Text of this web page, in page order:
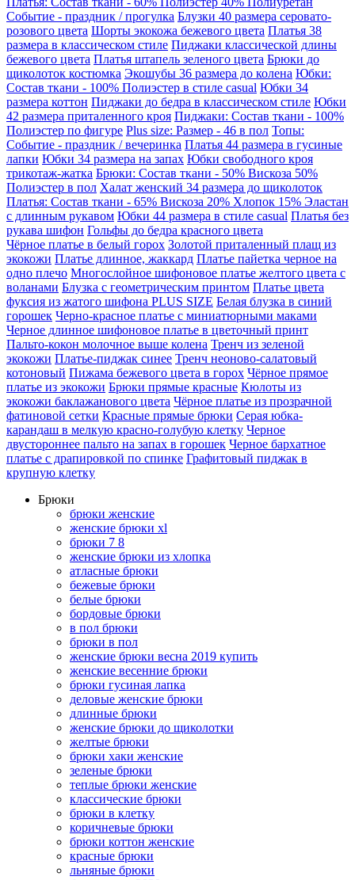
Событие - праздник / прогулка Блузки 40 размера серовато-
розового цвета Шорты экокожа бежевого цвета Платья 38
размера в классическом стиле Пиджаки классической длины
бежевого цвета Платья штапель зеленого цвета Брюки до
щиколоток костюмка Экошубы 36 размера до колена Юбки:
Состав ткани - 100% Полиэстер в стиле casual Юбки 34
размера коттон Пиджаки до бедра в классическом стиле Юбки
42 размера приталенного кроя Пиджаки: Состав ткани - 100%
Полиэстер по фигуре Plus size: Размер - 46 в пол Топы:
Событие - праздник / вечеринка Платья 44 размера в гусиные
лапки Юбки 34 размера на запах Юбки свободного кроя
трикотаж-жатка Брюки: Состав ткани - 50% Вискоза 50%
Полиэстер в пол Халат женский 34 размера до щиколоток
Платья: Состав ткани - 65% Вискоза 20% Хлопок 15% Эластан
с длинным рукавом Юбки 44 размера в стиле casual Платья без
рукава шифон Гольфы до бедра красного цвета
Чёрное платье в белый горох Золотой приталенный плащ из
экокожи Платье длинное, жаккард Платье пайетка черное на
одно плечо Многослойное шифоновое платье желтого цвета с
воланами Блузка с геометрическим принтом Платье цвета
фуксия из жатого шифона PLUS SIZE Белая блузка в синий
горошек Черно-красное платье с миниатюрными маками
Черное длинное шифоновое платье в цветочный принт
Пальто-кокон молочное выше колена Тренч из зеленой
экокожи Платье-пиджак синее Тренч неоново-салатовый
котоновый Пижама бежевого цвета в горох Чёрное прямое
платье из экокожи Брюки прямые красные Кюлоты из
экокожи баклажанового цвета Чёрное платье из прозрачной
фатиновой сетки Красные прямые брюки Серая юбка-
карандаш в мелкую красно-голубую клетку Черное
двустороннее пальто на запах в горошек Черное бархатное
платье c драпировкой по спинке Графитовый пиджак в
крупную клетку
Брюки
брюки женские
женские брюки xl
брюки 7 8
женские брюки из хлопка
атласные брюки
бежевые брюки
белые брюки
бордовые брюки
в пол брюки
брюки в пол
женские брюки весна 2019 купить
женские весенние брюки
брюки гусиная лапка
деловые женские брюки
длинные брюки
женские брюки до щиколотки
желтые брюки
брюки хаки женские
зеленые брюки
теплые брюки женские
классические брюки
брюки в клетку
коричневые брюки
брюки коттон женские
красные брюки
льняные брюки